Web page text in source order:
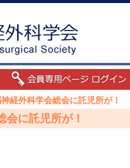
経外科学会総会に託児所が！
会に託児所が！